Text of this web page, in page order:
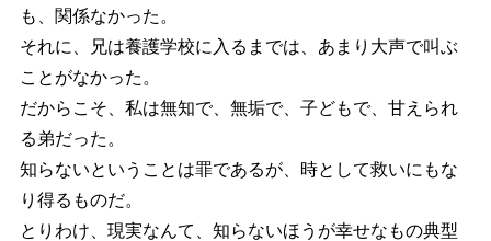
も、関係なかった。
それに、兄は養護学校に入るまでは、あまり大声で叫ぶ
ことがなかった。
だからこそ、私は無知で、無垢で、子どもで、甘えられ
る弟だった。
知らないということは罪であるが、時として救いにもな
り得るものだ。
とりわけ、現実なんて、知らないほうが幸せなもの典型